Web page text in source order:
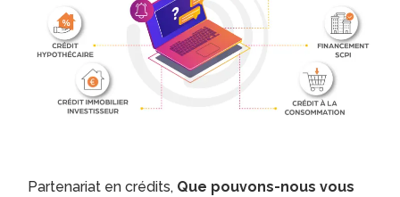
Partenariat en crédits, Que pouvons-nous vous